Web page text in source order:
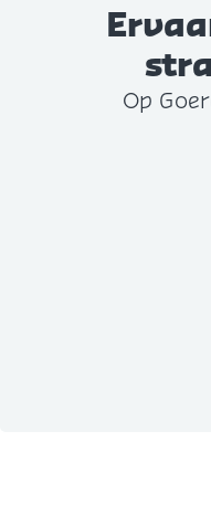
Op